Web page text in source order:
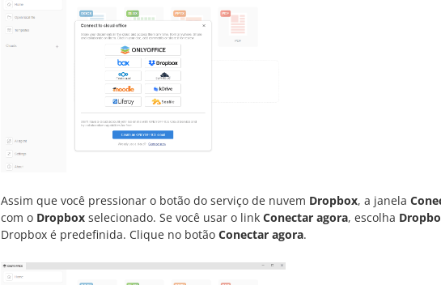
Assim que você pressionar o botão do serviço de nuvem Dropbox, a janela
com o Dropbox selecionado. Se você usar o link Conectar agora, escolha
Dropbox é predefinida. Clique no botão Conectar agora.